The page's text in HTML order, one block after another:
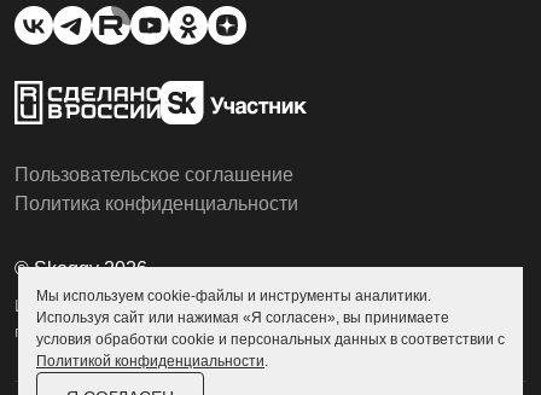
© Skoggy 2026
Информация на сайте не является
публичной офертой
Пользовательское соглашение
Политика конфиденциальности
Мы используем cookie-файлы и инструменты аналитики.
Используя сайт или нажимая «Я согласен», вы принимаете
условия обработки cookie и персональных данных в соответствии с
Политикой конфиденциальности.